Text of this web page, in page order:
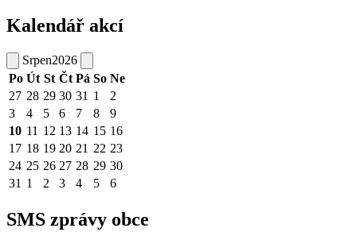
Kalendář akcí
Srpen2026
Po Út St Čt Pá So Ne
27 28 29 30 31 1
2
3
4 5 6 7 8
9
10 11 12 13 14 15 16
17 18 19 20 21 22 23
24 25 26 27 28 29 30
31 1 2 3 4 5 6
SMS zprávy obce